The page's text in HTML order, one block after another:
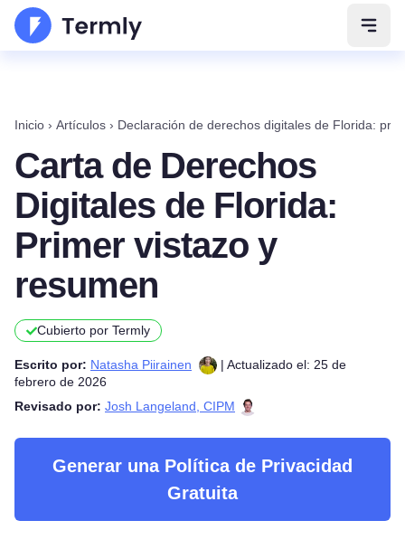
Abrir
Inicio › Artículos › Declaración de derechos digitales de Florida:
Carta de Derechos
Digitales de Florida:
Primer vistazo y
resumen
Cubierto por Termly
Escrito por: Natasha Piirainen
| Actualizado el: 25 de
febrero de 2026
Revisado por: Josh Langeland, CIPM
Generar una Política de Privacidad
Gratuita